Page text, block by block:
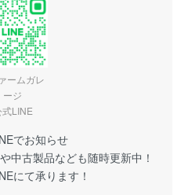
ームガレ
ージ
式LINE
でお知らせ
中古製品なども随時更新中！
にて承ります！